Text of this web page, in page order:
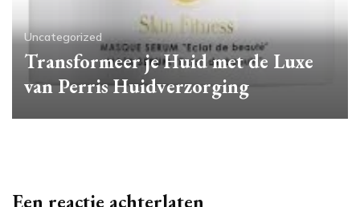
Uncategorized
Transformeer je Huid met de Luxe
van Perris Huidverzorging
Een reactie achterlaten